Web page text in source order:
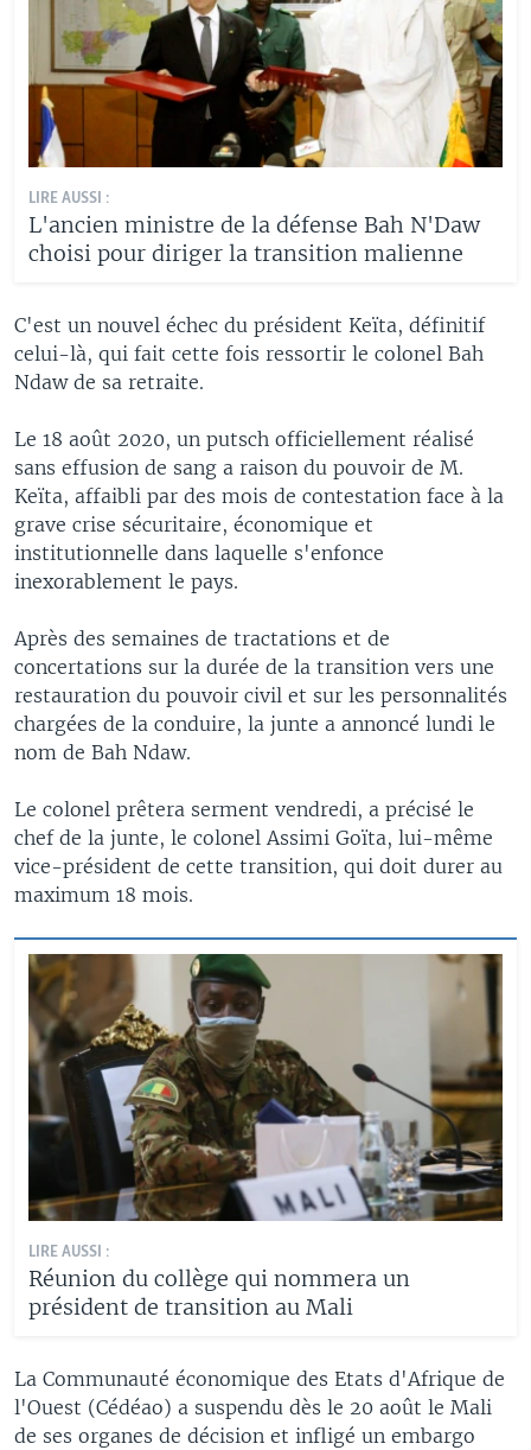
LIRE AUSSI :
L'ancien ministre de la défense Bah N'Daw
choisi pour diriger la transition malienne
C'est un nouvel échec du président Keïta, définitif
celui-là, qui fait cette fois ressortir le colonel Bah
Ndaw de sa retraite.
Le 18 août 2020, un putsch officiellement réalisé
sans effusion de sang a raison du pouvoir de M.
Keïta, affaibli par des mois de contestation face à la
grave crise sécuritaire, économique et
institutionnelle dans laquelle s'enfonce
inexorablement le pays.
Après des semaines de tractations et de
concertations sur la durée de la transition vers une
restauration du pouvoir civil et sur les personnalités
chargées de la conduire, la junte a annoncé lundi le
nom de Bah Ndaw.
Le colonel prêtera serment vendredi, a précisé le
chef de la junte, le colonel Assimi Goïta, lui-même
vice-président de cette transition, qui doit durer au
maximum 18 mois.
LIRE AUSSI :
Réunion du collège qui nommera un
président de transition au Mali
La Communauté économique des Etats d'Afrique de
l'Ouest (Cédéao) a suspendu dès le 20 août le Mali
de ses organes de décision et infligé un embargo